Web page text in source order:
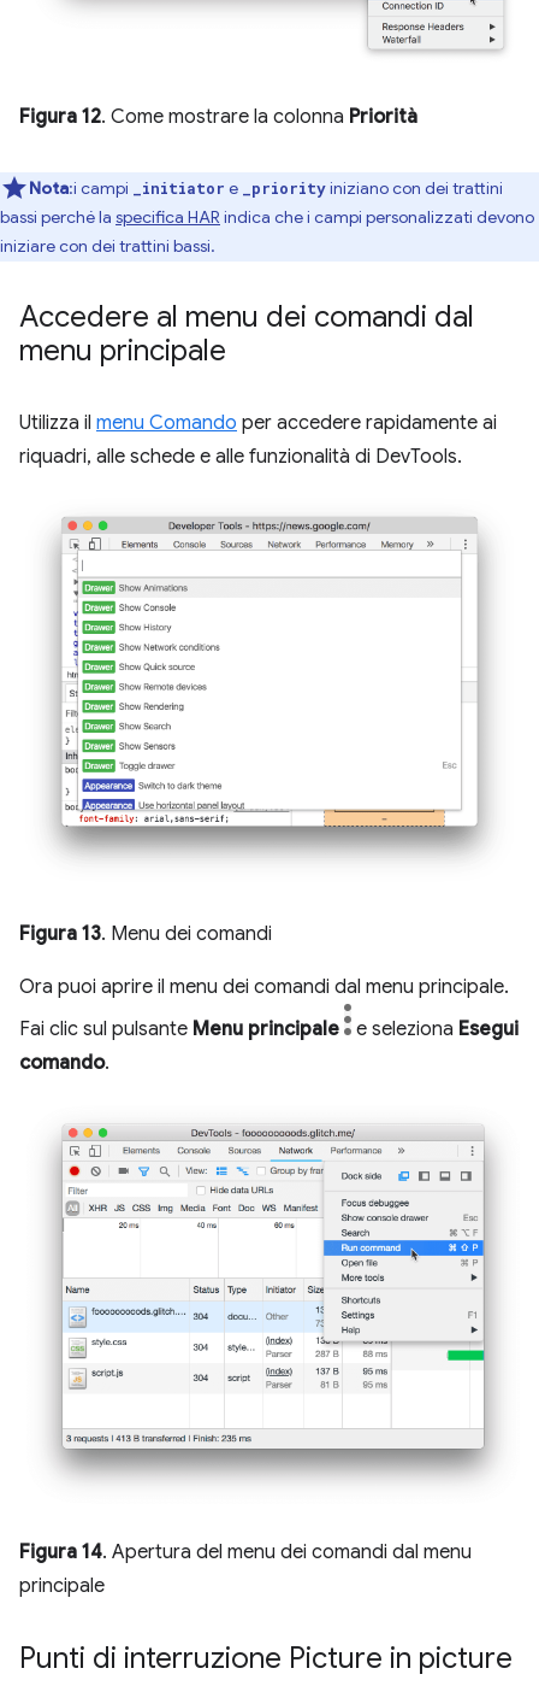
Figura 12. Come mostrare la colonna Priorità
Nota:i campi _initiator e _priorityiniziano con dei trattini
bassi perché la specifica HAR indica che i campi personalizzati devono
iniziare con dei trattini bassi.
Accedere al menu dei comandi dal
menu principale
Utilizza il menu Comando per accedere rapidamente ai
riquadri, alle schede e alle funzionalità di DevTools.
Figura 13. Menu dei comandi
Ora puoi aprire il menu dei comandi dal menu principale.
Fai clic sul pulsante Menu principale e seleziona Esegui
comando.
Figura 14. Apertura del menu dei comandi dal menu
principale
Punti di interruzione Picture in picture